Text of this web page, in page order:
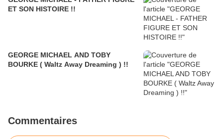
ET SON HISTOIRE !!
GEORGE MICHAEL AND TOBY
BOURKE ( Waltz Away Dreaming ) !!
Commentaires